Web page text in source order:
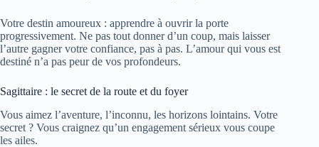
Votre destin amoureux : apprendre à ouvrir la porte
progressivement. Ne pas tout donner d’un coup, mais laisser
l’autre gagner votre confiance, pas à pas. L’amour qui vous est
destiné n’a pas peur de vos profondeurs.
Sagittaire : le secret de la route et du foyer
Vous aimez l’aventure, l’inconnu, les horizons lointains. Votre
secret ? Vous craignez qu’un engagement sérieux vous coupe
les ailes.